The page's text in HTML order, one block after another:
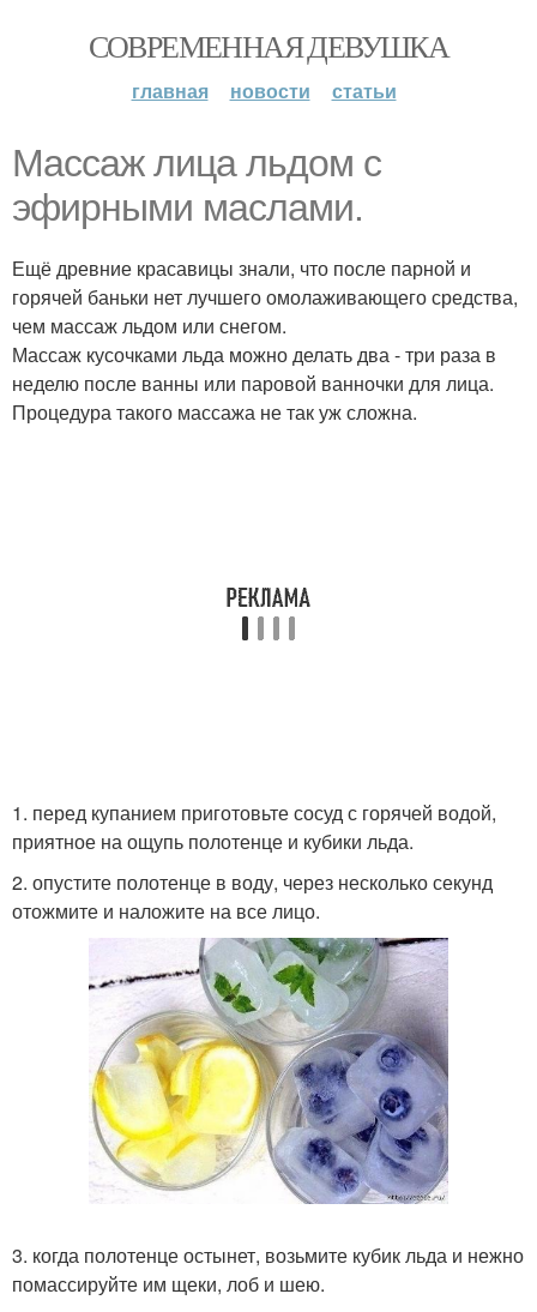
СОВРЕМЕННАЯ ДЕВУШКА
главная новости статьи
Массаж лица льдом с
эфирными маслами.
Ещё древние красавицы знали, что после парной и
горячей баньки нет лучшего омолаживающего средства,
чем массаж льдом или снегом.
Массаж кусочками льда можно делать два - три раза в
неделю после ванны или паровой ванночки для лица.
Процедура такого массажа не так уж сложна.
1. перед купанием приготовьте сосуд с горячей водой,
приятное на ощупь полотенце и кубики льда.
2. опустите полотенце в воду, через несколько секунд
отожмите и наложите на все лицо.
3. когда полотенце остынет, возьмите кубик льда и нежно
помассируйте им щеки, лоб и шею.